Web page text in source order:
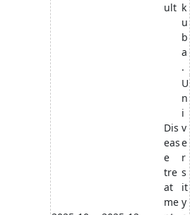
ult k
u
b
a
.
Dis
eas
e
tre
at
me
U
n
i
v
e
r
s
it
y